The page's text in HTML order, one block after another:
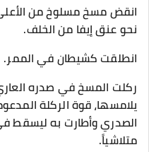
​انقض مسخ مسلوخ من
نحو عنق إيفا من الخلف.
​انطلقت كشيطان في الممر.
ركلت المسخ في صدره
يلامسها، قوة الركلة
الصدري وأطارت به ليسقط
متلاشياً.